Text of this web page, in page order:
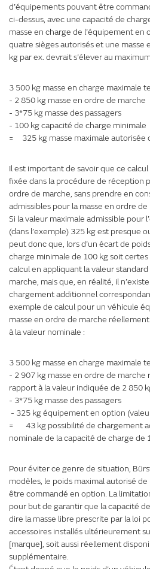
d’équipements pouvant être
ci-dessus, avec une capacité de
masse en charge de l’équipement
quatre sièges autorisés et une masse
kg par ex. devrait s’élever au
3 500 kg masse en charge maximale
- 2 850 kg masse en ordre de marche
- 3*75 kg masse des passagers
- 100 kg capacité de charge minimale
= 325 kg masse maximale autorisée
Il est important de savoir que ce
fixée dans la procédure de réception
ordre de marche, sans prendre en
admissibles pour la masse en ordre
Si la valeur maximale admissible pour
(dans l’exemple) 325 kg est presque
peut donc que, lors d’un écart de
charge minimale de 100 kg soit
calcul en appliquant la valeur
marche, mais que, en réalité, il
chargement additionnel
exemple de calcul pour un véhicule
masse en ordre de marche
à la valeur nominale :
3 500 kg masse en charge maximale
- 2 907 kg masse en ordre de marche
rapport à la valeur indiquée de 2 850
- 3*75 kg masse des passagers
- 325 kg équipement en option
= 43 kg possibilité de chargement
nominale de la capacité de charge de
Pour éviter ce genre de situation,
modèles, le poids maximal autorisé
être commandé en option. La
pour but de garantir que la capacité
dire la masse libre prescrite par la loi
accessoires installés ultérieurement
[marque], soit aussi réellement
supplémentaire.